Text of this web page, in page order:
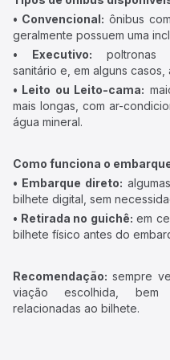
• Convencional: ônibus
geralmente possuem uma
• Executivo: poltronas
sanitário e, em alguns casos,
• Leito ou Leito-cama:
mais longas, com ar-
água mineral.
Como funciona o
• Embarque direto:
bilhete digital, sem
• Retirada no guichê: em
bilhete físico antes do
Recomendação: sempre
viação escolhida, bem
relacionadas ao bilhete.